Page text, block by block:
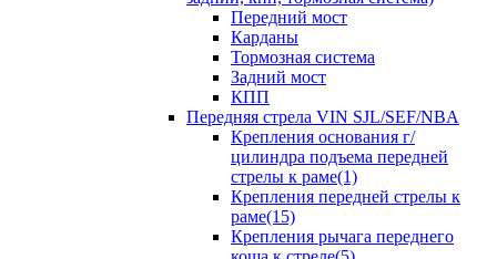
Передний мост
Карданы
Тормозная система
Задний мост
КПП
Передняя стрела VIN SJL/SEF/NBA
Крепления основания г/
цилиндра подъема передней
стрелы к раме(1)
Крепления передней стрелы к
раме(15)
Крепления рычага переднего